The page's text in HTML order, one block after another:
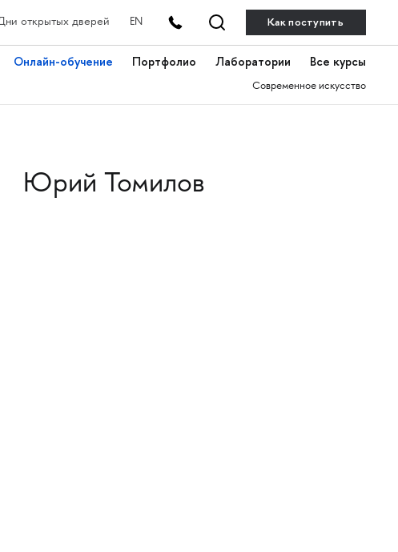
открытых дверей EN Как поступить
Онлайн-обучение Портфолио Лаборатории Все курсы
Современное искусство
Юрий Томилов